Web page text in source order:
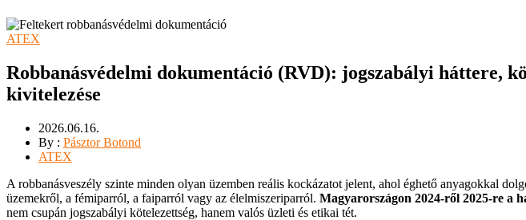
ATEX
Robbanásvédelmi dokumentáció (RVD): jogszabályi háttere,
kivitelezése
2026.06.16.
By : Pásztor Botond
ATEX
A robbanásveszély szinte minden olyan üzemben reális kockázatot jelent, ahol éghető anyagokkal
üzemekről, a fémiparról, a faiparról vagy az élelmiszeriparról. Magyarországon 2024-ről 2025-re a
nem csupán jogszabályi kötelezettség, hanem valós üzleti és etikai tét.